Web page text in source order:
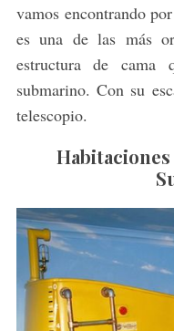
vamos encontrando
es una de las más
estructura de cama
submarino. Con su
telescopio.